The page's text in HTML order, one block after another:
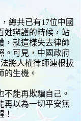
總共已有17位中國
姓辯護的時候，站
，就這樣失去律師
。可見，中國政府
將人權律師連根拔
的生機。
不能再欺騙自己。
再以為一切平安無
！